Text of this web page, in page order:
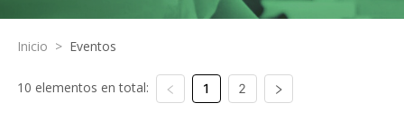
Inicio > Eventos
10 elementos en total: 1 2